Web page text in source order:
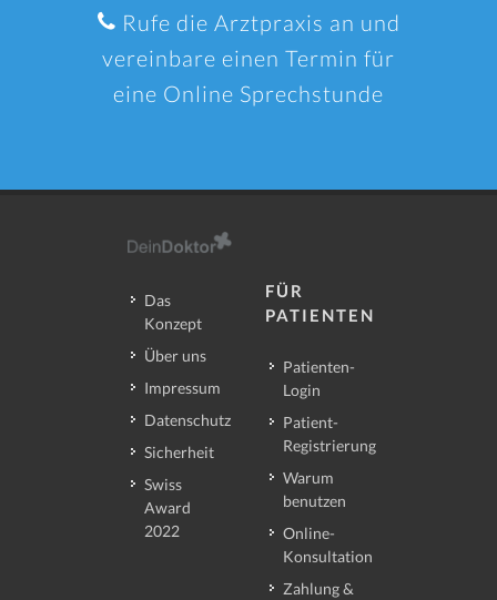
Rufe die Arztpraxis an und
vereinbare einen Termin für
eine Online Sprechstunde
Das
Konzept
Über uns
Impressum
Datenschutz
Sicherheit
Swiss
Award
2022
FÜR
PATIENTEN
Patienten-
Login
Patient-
Registrierung
Warum
benutzen
Online-
Konsultation
Zahlung &